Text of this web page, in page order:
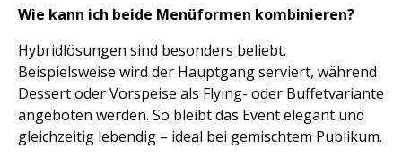
Wie kann ich beide Menüformen kombinieren?
Hybridlösungen sind besonders beliebt.
Beispielsweise wird der Hauptgang serviert, während
Dessert oder Vorspeise als Flying- oder Buffetvariante
angeboten werden. So bleibt das Event elegant und
gleichzeitig lebendig – ideal bei gemischtem Publikum.